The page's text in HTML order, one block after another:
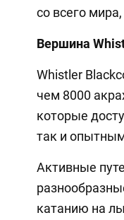
со всего
Вершина
Whistler
чем 8000
которые
так и
Активные
катанию на